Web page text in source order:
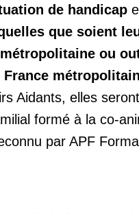
de handicap
que soient
ou
Aidants, elles seront
formé à la co-
par APF